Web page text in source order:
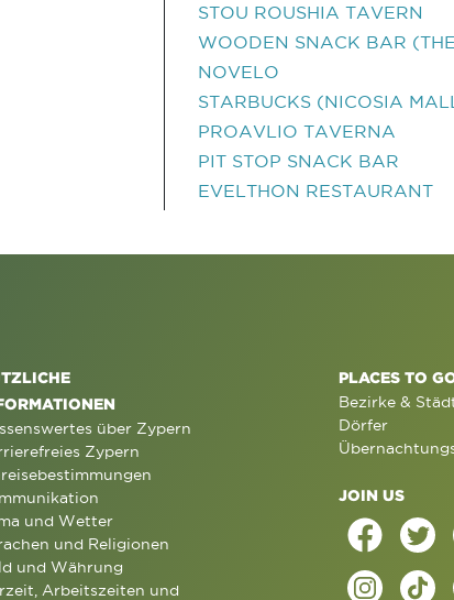
STOU ROUSHIA TAVERN
WOODEN SNACK BAR
NOVELO
STARBUCKS (NICOSIA
PROAVLIO TAVERNA
PIT STOP SNACK BAR
EVELTHON RESTAURANT
über Zypern
Zypern
und Wetter
und Religionen
und Währung
Arbeitszeiten und
PLACES TO
Bezirke &
Dörfer
JOIN US